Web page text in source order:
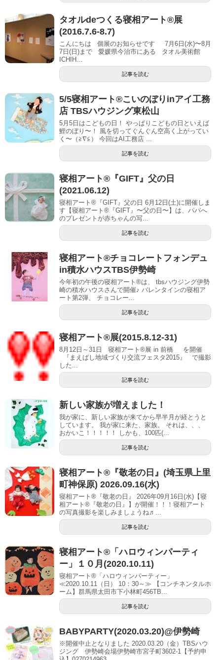
タオルdeつくる寝相アート®展
(2016.7.6-8.7)
こんにちは 個展のお知らせです 7月6日(水)〜8月
7日(日)まで 愛媛県今治市にある タオル美術館
ICHIH...
記事を読む
5/5寝相アート®︎こいのぼりinアイ 工務
店 TBSハウジング東松山
5月5日はこどもの日！ やっぱりこどもの日といえば
鯉のぼり〜！ 風を切ってぐんぐん空高く上がってい
く〜（≧∇≦） 今回はAI工務店 ...
記事を読む
寝相アート®『GIFT』父の日
(2021.06.12)
寝相アート®『GIFT』父の日 6月12日(土)に開催しま
す【寝相アート®︎『GIFT』〜父の日〜】は、パパへ
のプレゼントが赤ちゃんの写...
記事を読む
寝相アート®︎チョコレートフォンデュ
in積水ハウスTBS伊勢崎
今年初の午後の寝相アート®︎は、 tbsハウジング伊勢
崎の積水ハウスさんで開催♪ バレンタインの寝相ア
ート第2弾、 チョコレー...
記事を読む
寝相アート®展(2015.8.12-31)
8月12日～31日 寝相アート®展 in 前橋 を開催
『まえばし地域づくり交流フェスタ2015』 で撮影
した...
記事を読む
新しい家族が増えました！
我が家に、新しい家族が来てから早半月が経とうと
しています。 我が家に来た、家族。 それは、、、
おかいこ！！！！！ しかも、100匹(...
記事を読む
寝相アート®︎『敬老の日』(埼玉県上里
町神保原) 2026.09.16(水)
寝相アート®『敬老の日』 2026年09月16日(水)【寝
相アート®︎『敬老の日』】が開催！！！寝相アート
の写真撮影を楽しみましょうね♬...
記事を読む
寝相アート®「ハロウィンパーティ
ー」１０月(2020.10.11)
寝相アート®「ハロウィンパーティー」
≪2020.10.11（日） 10：30～≫ 【コンチネンタルホ
ーム】群馬県太田市下小林町456TB...
記事を読む
BABYPARTY(2020.03.20)@伊勢崎
※開催中止となりました 2020.03.20（金）TBSハウ
ジング 伊勢崎会場伊勢崎市宮子町3602-1【予約申